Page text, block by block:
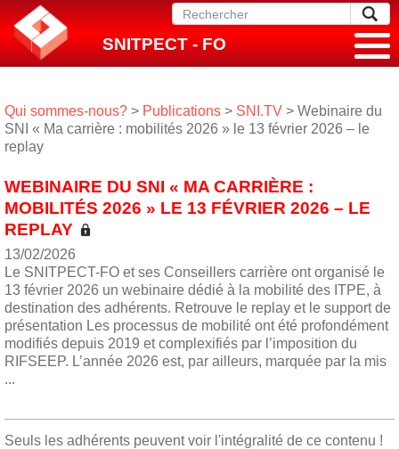
SNITPECT - FO
Qui sommes-nous? > Publications > SNI.TV > Webinaire du
SNI « Ma carrière : mobilités 2026 » le 13 février 2026 – le
replay
WEBINAIRE DU SNI « MA CARRIÈRE :
MOBILITÉS 2026 » LE 13 FÉVRIER 2026 – LE
REPLAY
13/02/2026
Le SNITPECT-FO et ses Conseillers carrière ont organisé le
13 février 2026 un webinaire dédié à la mobilité des ITPE, à
destination des adhérents. Retrouve le replay et le support de
présentation Les processus de mobilité ont été profondément
modifiés depuis 2019 et complexifiés par l’imposition du
RIFSEEP. L’année 2026 est, par ailleurs, marquée par la mis
...
Seuls les adhérents peuvent voir l'intégralité de ce contenu !